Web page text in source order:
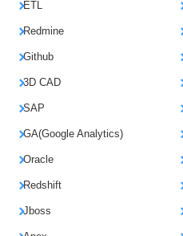
ETL
Redmine
Github
3D CAD
SAP
GA(Google Analytics)
Oracle
Redshift
Jboss